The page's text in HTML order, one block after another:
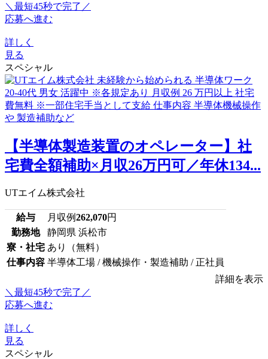
＼最短45秒で完了／
応募へ進む
詳しく
見る
スペシャル
【半導体製造装置のオペレーター】社
宅費全額補助×月収26万円可／年休134...
UTエイム株式会社
給与 月収例262,070円
勤務地
静岡県 浜松市
寮・社宅 あり（無料）
仕事内容 半導体工場 / 機械操作・製造補助 / 正社員
詳細を表示
＼最短45秒で完了／
応募へ進む
詳しく
見る
スペシャル